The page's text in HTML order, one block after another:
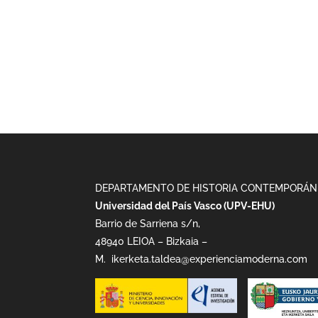
DEPARTAMENTO DE HISTORIA
Universidad del País Vasco (UPV-EHU)
Barrio de Sarriena s/n,
48940 LEIOA – Bizkaia –
M.
ikerketa.taldea@experienciamoderna.com